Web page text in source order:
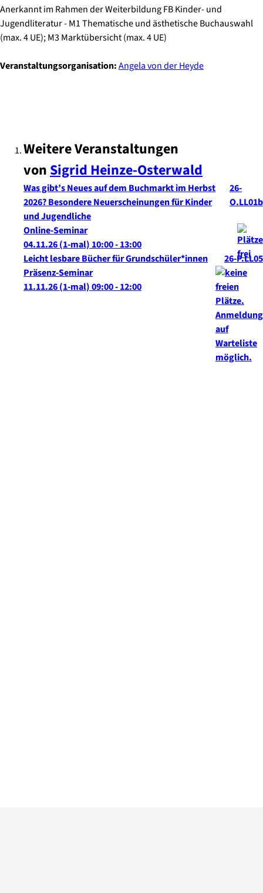
Anerkannt im Rahmen der Weiterbildung FB Kinder- und
Jugendliteratur - M1 Thematische und ästhetische Buchauswahl
(max. 4 UE); M3 Marktübersicht (max. 4 UE)
Veranstaltungsorganisation:Angela von der Heyde
Weitere Veranstaltungen
vonSigridHeinze-Osterwald
Was gibt’s Neues auf dem Buchmarkt im Herbst
2026? Besondere Neuerscheinungen für Kinder
und Jugendliche
26-
O.LL01b
Online-Seminar
04.11.26(1-mal) 10:00- 13:00
Leicht lesbare Bücher für Grundschüler*innen
26-P.LL05
Präsenz-Seminar
11.11.26(1-mal)09:00- 12:00